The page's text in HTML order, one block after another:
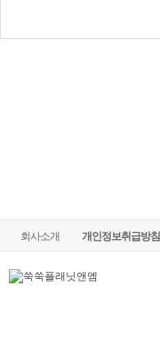
회사소개 개인정보취급방침